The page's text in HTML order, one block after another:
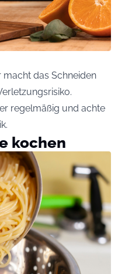
macht das Schneiden
regelmäßig und achte
kochen